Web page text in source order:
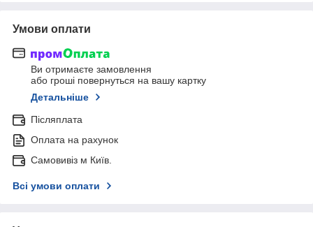
Умови оплати
Ви отримаєте замовлення
або гроші повернуться на вашу картку
Детальніше
Післяплата
Оплата на рахунок
Самовивіз м Київ.
Всі умови оплати